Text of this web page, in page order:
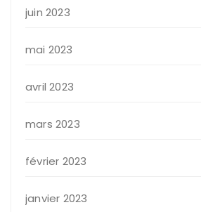
juin 2023
mai 2023
avril 2023
mars 2023
février 2023
janvier 2023